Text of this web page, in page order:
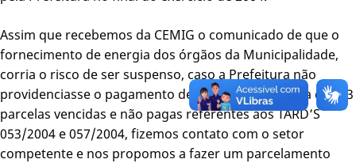
Assim que recebemos da CEMIG o comunicado de que o
fornecimento de energia dos órgãos da Municipalidade,
corria o risco de ser suspenso, caso a Prefeitura não
providenciasse o pagamento destas faturas e ainda das 13
parcelas vencidas e não pagas referentes aos TARD’S
053/2004 e 057/2004, fizemos contato com o setor
competente e nos propomos a fazer um parcelamento